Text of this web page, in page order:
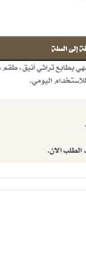
إلى السلة
بطابع تراثي أنيق،
اليومي.
الطلب الان.